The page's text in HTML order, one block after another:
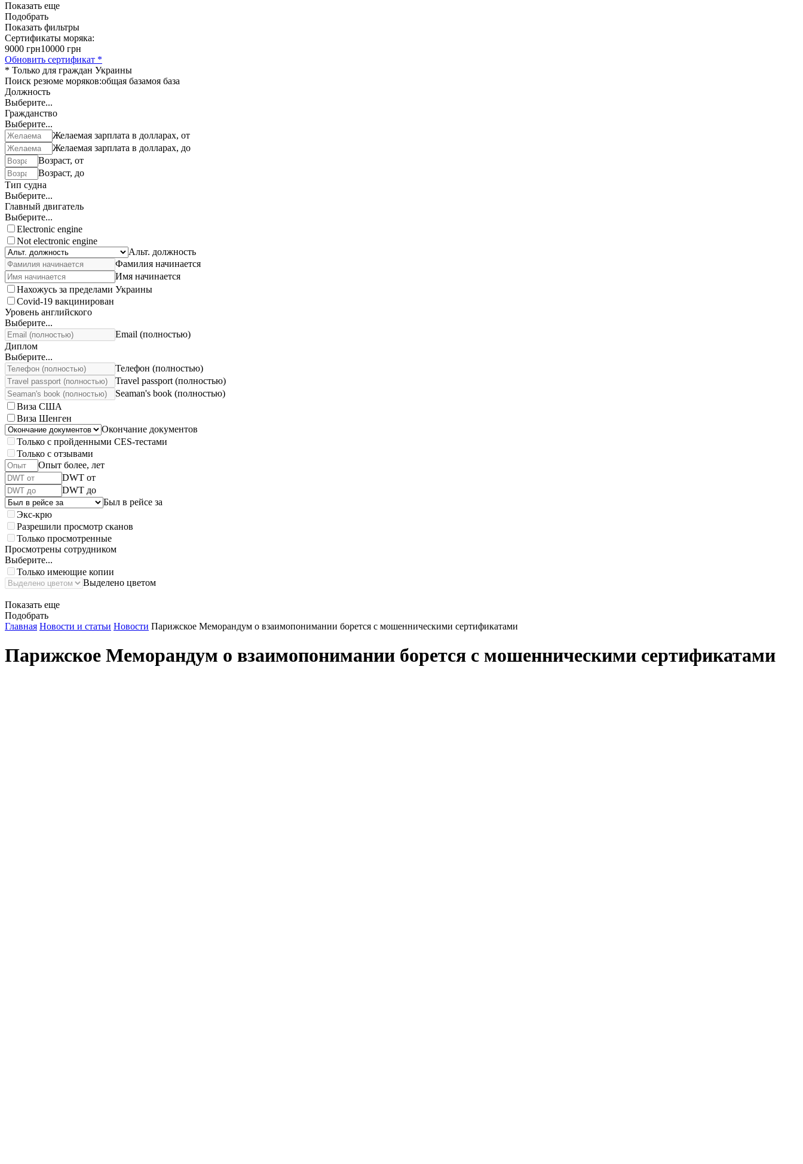
Показать еще
Подобрать
Показать фильтры
Сертификаты моряка:
9000 грн10000 грн
Обновить сертификат *
* Только для граждан Украины
Поиск резюме моряков:общая базамоя база
Должность
Выберите...
Гражданство
Выберите...
Желаемая зарплата в долларах, от
Желаемая зарплата в долларах, до
Возраст, от
Возраст, до
Тип судна
Выберите...
Главный двигатель
Выберите...
Electronic engine
Not electronic engine
Альт. должность
Фамилия начинается
Имя начинается
Нахожусь за пределами Украины
Covid-19 вакцинирован
Уровень английского
Выберите...
Email (полностью)
Диплом
Выберите...
Телефон (полностью)
Travel passport (полностью)
Seaman's book (полностью)
Виза США
Виза Шенген
Окончание документов
Только с пройденными CES-тестами
Только с отзывами
Опыт более, лет
DWT от
DWT до
Был в рейсе за
Экс-крю
Разрешили просмотр сканов
Только просмотренные
Просмотрены сотрудником
Выберите...
Только имеющие копии
Выделено цветом
Показать еще
Подобрать
Главная Новости и статьи Новости Парижское Меморандум о взаимопонимании борется с мошенническими сертификатами
Парижское Меморандум о взаимопонимании борется с мошенническими сертификатами